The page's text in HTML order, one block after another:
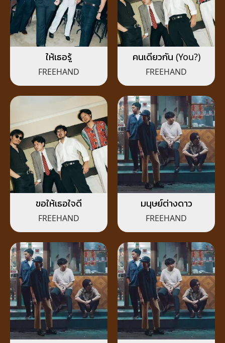
ให้เธอรู้
FREEHAND
คนเดียวกัน (You?)
FREEHAND
ขอให้เธอใจดี
FREEHAND
มนุษย์ต่างดาว
FREEHAND